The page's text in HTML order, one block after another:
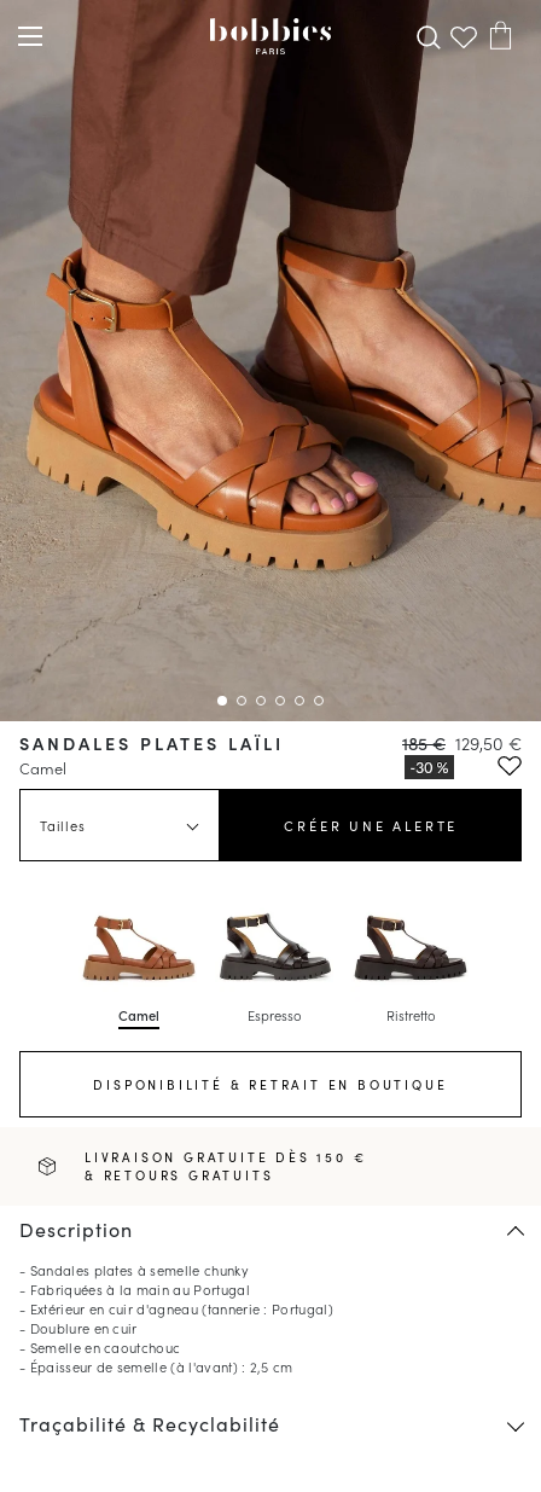
SANDALES PLATES LAÏLI
Camel
185 € 129,50 €
Tailles CRÉER UNE ALERTE
Camel Espresso Ristretto
DISPONIBILITÉ & RETRAIT EN BOUTIQUE
LIVRAISON GRATUITE DÈS 150 €
& RETOURS GRATUITS
Description
- Sandales plates à semelle chunky
- Fabriquées à la main au Portugal
- Extérieur en cuir d'agneau (tannerie : Portugal)
- Doublure en cuir
- Semelle en caoutchouc
- Épaisseur de semelle (à l'avant) : 2,5 cm
Traçabilité & Recyclabilité